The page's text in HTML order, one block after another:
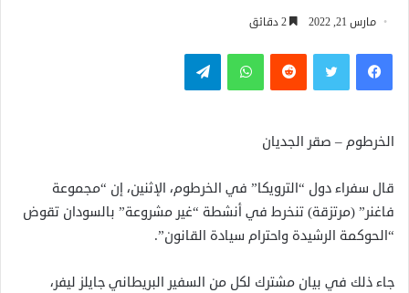
مارس 21, 2022
فيسبوكتويتر واتساب تيلقرام
الخرطوم – صقر الجديان
قال سفراء دول “الترويكا” في الخرطوم، الإثنين، إن “مجموعة
فاغنر” (مرتزقة) تنخرط في أنشطة “غير مشروعة” بالسودان تقوض
“الحوكمة الرشيدة واحترام سيادة القانون”.
جاء ذلك في بيان مشترك لكل من السفير البريطاني جايلز ليفر،